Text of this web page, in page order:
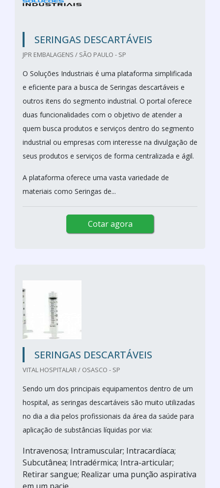
SERINGAS DESCARTÁVEIS
JPR EMBALAGENS / SÃO PAULO - SP
O Soluções Industriais é uma plataforma simplificada
e eficiente para a busca de Seringas descartáveis e
outros itens do segmento industrial. O portal oferece
duas funcionalidades com o objetivo de atender a
quem busca produtos e serviços dentro do segmento
industrial ou empresas com interesse na divulgação de
seus produtos e serviços de forma centralizada e ágil.
A plataforma oferece uma vasta variedade de
materiais como Seringas de...
Cotar agora
SERINGAS DESCARTÁVEIS
VITAL HOSPITALAR / OSASCO - SP
Sendo um dos principais equipamentos dentro de um
hospital, as seringas descartáveis são muito utilizadas
no dia a dia pelos profissionais da área da saúde para
aplicação de substâncias líquidas por via:
Intravenosa; Intramuscular; Intracardíaca;
Subcutânea; Intradérmica; Intra-articular;
Retirar sangue; Realizar uma punção aspirativa